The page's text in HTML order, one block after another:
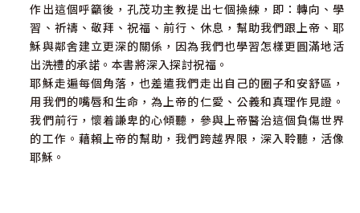
作出這個呼籲後，孔茂功主教提出七個操練，即：轉向、學
習、祈禱、敬拜、祝福、前行、休息，幫助我們跟上帝、耶
穌與鄰舍建立更深的關係，因為我們也學習怎樣更圓滿地活
出洗禮的承諾。本書將深入探討祝福。
耶穌走遍每個角落，也差遣我們走出自己的圈子和安舒區，
用我們的嘴唇和生命，為上帝的仁愛、公義和真理作見證。
我們前行，懷着謙卑的心傾聽，參與上帝醫治這個負傷世界
的工作。藉賴上帝的幫助，我們跨越界限，深入聆聽，活像
耶穌。